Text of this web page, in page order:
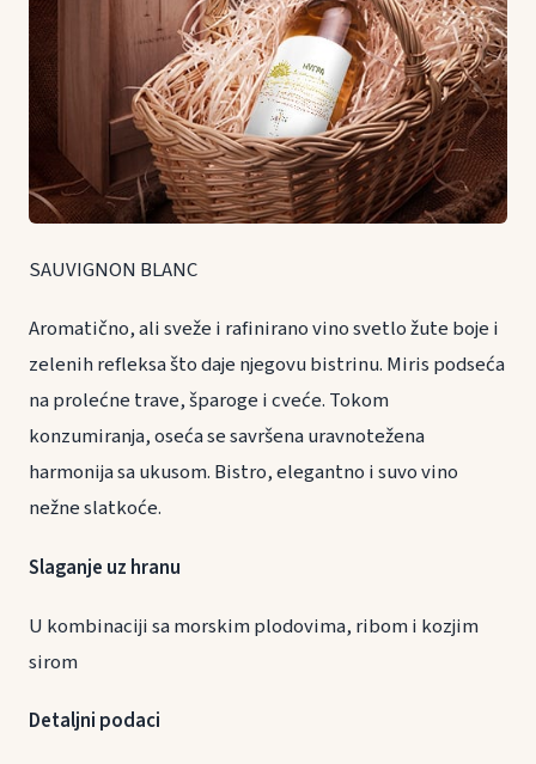
SAUVIGNON BLANC
Aromatično, ali sveže i rafinirano vino svetlo žute boje i
zelenih refleksa što daje njegovu bistrinu. Miris podseća
na prolećne trave, šparoge i cveće. Tokom
konzumiranja, oseća se savršena uravnotežena
harmonija sa ukusom. Bistro, elegantno i suvo vino
nežne slatkoće.
Slaganje uz hranu
U kombinaciji sa morskim plodovima, ribom i kozjim
sirom
Detaljni podaci